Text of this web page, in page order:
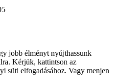
jobb élményt nyújthassunk
Kérjük, kattintson az
süti elfogadásához. Vagy menjen